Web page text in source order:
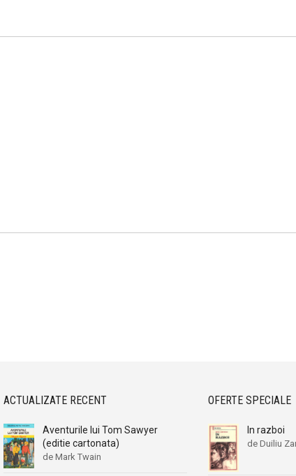
ACTUALIZATE RECENT
Aventurile lui Tom Sawyer
(editie cartonata)
de Mark Twain
OFERTE SPECIALE
In razboi
de Duiliu